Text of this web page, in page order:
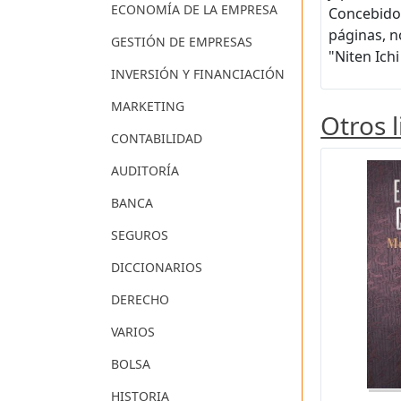
ECONOMÍA DE LA EMPRESA
GESTIÓN DE EMPRESAS
INVERSIÓN Y FINANCIACIÓN
MARKETING
CONTABILIDAD
AUDITORÍA
BANCA
SEGUROS
DICCIONARIOS
DERECHO
VARIOS
BOLSA
HISTORIA
páginas,
"Niten
Otros